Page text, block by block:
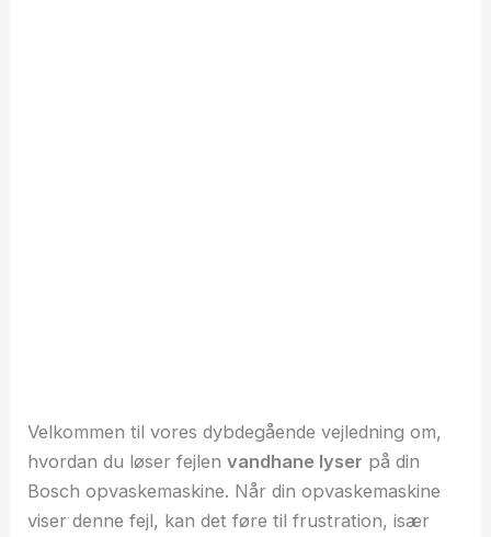
Velkommen til vores dybdegående vejledning om,
hvordan du løser fejlenvandhane lyser på din
Bosch opvaskemaskine. Når din opvaskemaskine
viser denne fejl, kan det føre til frustration, især